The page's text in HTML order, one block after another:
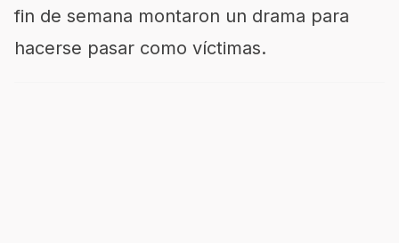
fin de semana montaron un drama para
hacerse pasar como víctimas.